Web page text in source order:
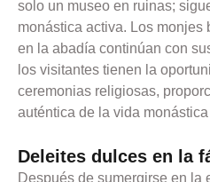
solo un museo en ruinas;
monástica activa. Los monjes
en la abadía continúan con
los visitantes tienen la
ceremonias religiosas,
auténtica de la vida
Deleites dulces en la
Después de sumergirse en la